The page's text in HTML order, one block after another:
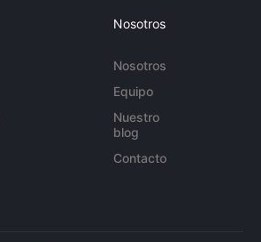
Nosotros
Nosotros
Equipo
Nuestro
blog
Contacto